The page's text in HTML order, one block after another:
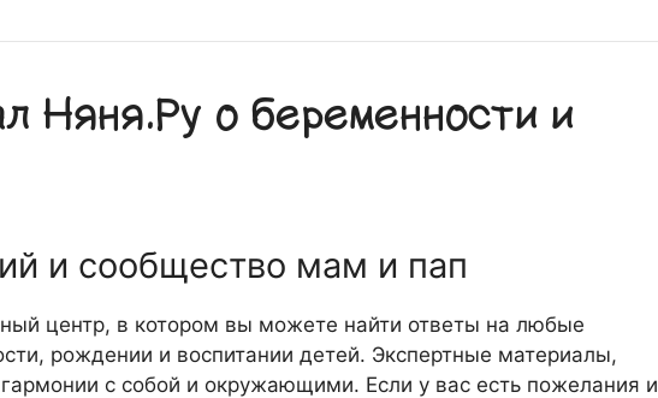
Няня.Ру о беременности и
и сообщество мам и пап
центр, в котором вы можете найти ответы на любые
рождении и воспитании детей. Экспертные материалы,
с собой и окружающими. Если у вас есть пожелания и